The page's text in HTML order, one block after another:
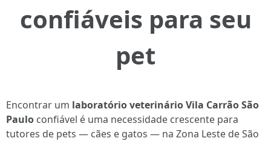
confiáveis para seu
pet
Encontrar um laboratório veterinário Vila Carrão São
Paulo confiável é uma necessidade crescente para
tutores de pets — cães e gatos — na Zona Leste de São